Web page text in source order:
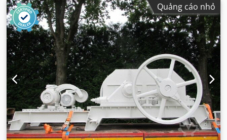
Quảng cáo nhỏ